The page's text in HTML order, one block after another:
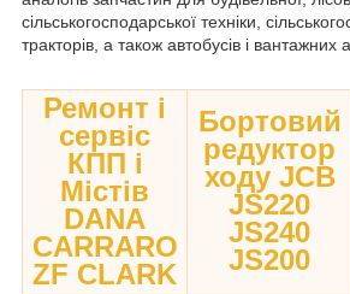
сільськогосподарської техніки,
тракторів, а також автобусів і вантажних
Ремонт і
сервіс
КПП і
Містів
DANA
CARRARO
ZF CLARK
Бортовий
редуктор
ходу JCB
JS220
JS240
JS200